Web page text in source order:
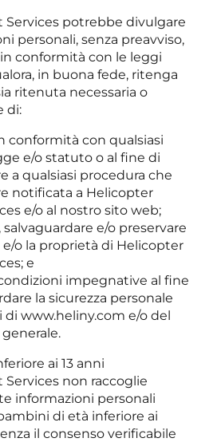
Services potrebbe divulgare
personali, senza preavviso,
conformità con le leggi
in buona fede, ritenga
ritenuta necessaria o
di:
conformità con qualsiasi
e/o statuto o al fine di
a qualsiasi procedura che
notificata a Helicopter
e/o al nostro sito web;
e/o preservare
o la proprietà di Helicopter
e
impegnative al fine
la sicurezza personale
www.heliny.com e/o del
ai 13 anni
non raccoglie
informazioni personali
di età inferiore ai
il consenso verificabile